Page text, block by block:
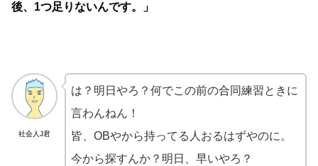
後、1つ足りないんです。」
社会人J君
は？明日やろ？何でこの前の合同練習ときに
言わんねん！
皆、OBやから持ってる人おるはずやのに。
今から探すんか？明日、早いやろ？